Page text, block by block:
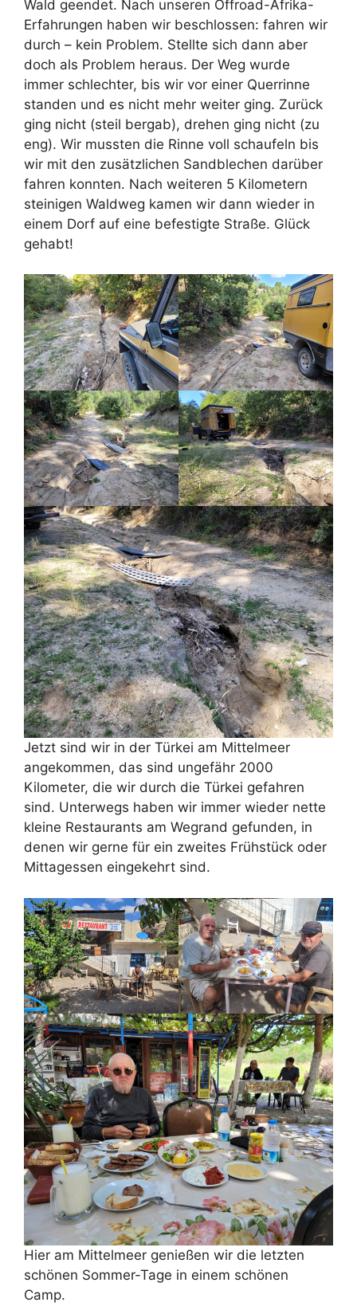
Wald geendet. Nach unseren Offroad-Afrika-
Erfahrungen haben wir beschlossen: fahren wir
durch – kein Problem. Stellte sich dann aber
doch als Problem heraus. Der Weg wurde
immer schlechter, bis wir vor einer Querrinne
standen und es nicht mehr weiter ging. Zurück
ging nicht (steil bergab), drehen ging nicht (zu
eng). Wir mussten die Rinne voll schaufeln bis
wir mit den zusätzlichen Sandblechen darüber
fahren konnten. Nach weiteren 5 Kilometern
steinigen Waldweg kamen wir dann wieder in
einem Dorf auf eine befestigte Straße. Glück
gehabt!
Jetzt sind wir in der Türkei am Mittelmeer
angekommen, das sind ungefähr 2000
Kilometer, die wir durch die Türkei gefahren
sind. Unterwegs haben wir immer wieder nette
kleine Restaurants am Wegrand gefunden, in
denen wir gerne für ein zweites Frühstück oder
Mittagessen eingekehrt sind.
Hier am Mittelmeer genießen wir die letzten
schönen Sommer-Tage in einem schönen
Camp.